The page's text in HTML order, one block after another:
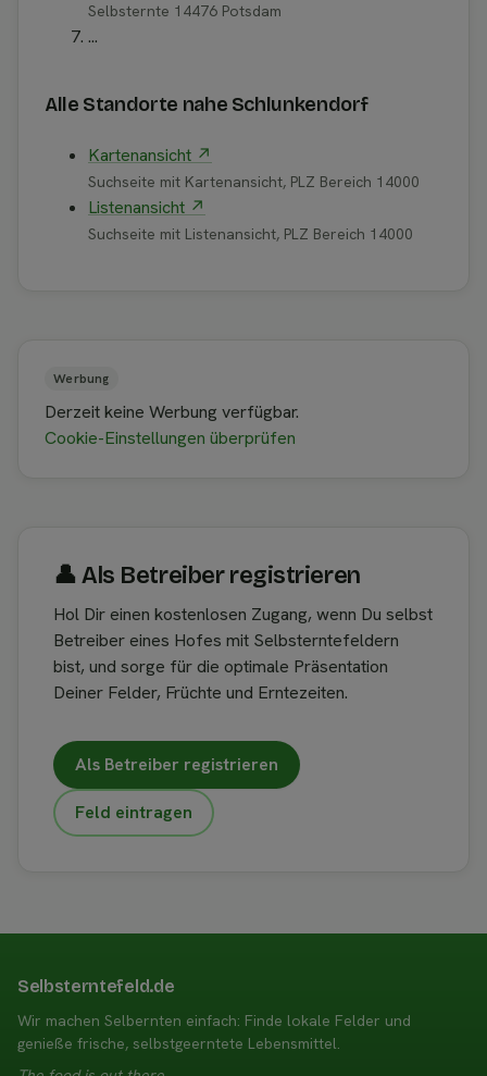
Selbsternte 14476 Potsdam
...
Alle Standorte nahe Schlunkendorf
Kartenansicht ↗
Suchseite mit Kartenansicht, PLZ Bereich 14000
Listenansicht ↗
Suchseite mit Listenansicht, PLZ Bereich 14000
Werbung
Derzeit keine Werbung verfügbar.
Cookie-Einstellungen überprüfen
👤︎ Als Betreiber registrieren
Hol Dir einen kostenlosen Zugang, wenn Du selbst
Betreiber eines Hofes mit Selbsterntefeldern
bist, und sorge für die optimale Präsentation
Deiner Felder, Früchte und Erntezeiten.
Als Betreiber registrieren
Feld eintragen
Selbsterntefeld.de
Wir machen Selbernten einfach: Finde lokale Felder und
genieße frische, selbstgeerntete Lebensmittel.